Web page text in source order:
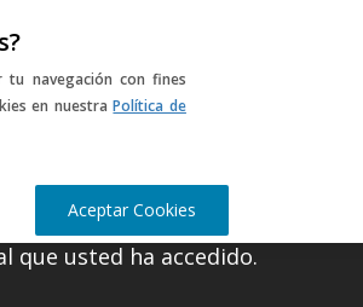
tu navegación con fines
en nuestraPolítica de
Aceptar Cookies
Más historias
que usted ha accedido.